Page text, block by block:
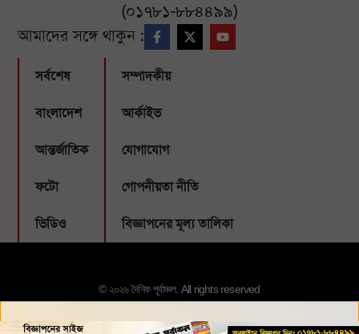
(০১৭৮১-৮৮৪৪৯৯)
আমাদের সঙ্গে থাকুন :
সর্বশেষ
বাংলাদেশ
আন্তর্জাতিক
ফটো
ভিডিও
সম্পাদকীয়
আর্কাইভ
যোগাযোগ
গোপনীয়তা নীতি
বিজ্ঞাপনের মূল্য তালিকা
© ২০২৬ দৈনিক পূর্বাঞ্চল. All rights reserved
Designed & Developed by:Webbubl